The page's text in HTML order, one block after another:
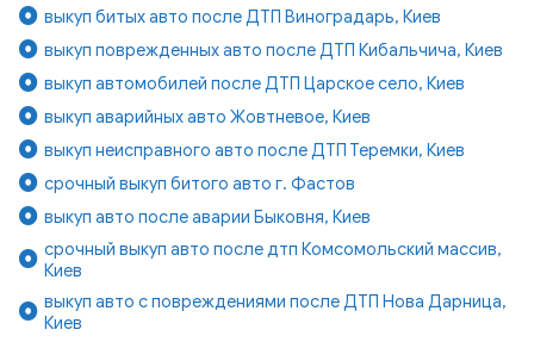
выкуп битых авто после ДТП Виноградарь, Киев
выкуп поврежденных авто после ДТП Кибальчича, Киев
выкуп автомобилей после ДТП Царское село, Киев
выкуп аварийных авто Жовтневое, Киев
выкуп неисправного авто после ДТП Теремки, Киев
срочный выкуп битого авто г. Фастов
выкуп авто после аварии Быковня, Киев
срочный выкуп авто после дтп Комсомольский массив,
Киев
выкуп авто с повреждениями после ДТП Нова Дарница,
Киев